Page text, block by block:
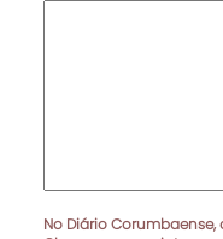
No Diário